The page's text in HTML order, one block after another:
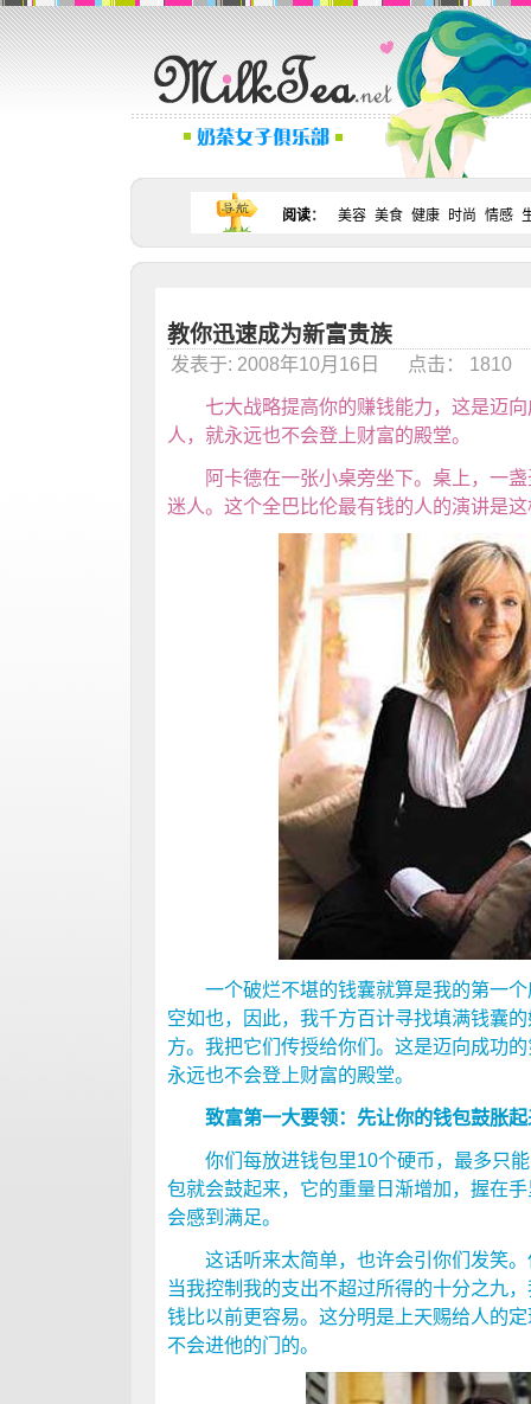
阅读： 美容 美食 健康 时尚 情感
教你迅速成为新富贵族
发表于: 2008年10月16日 点击： 1810
七大战略提高你的赚钱能力，这是迈向
人，就永远也不会登上财富的殿堂。
阿卡德在一张小桌旁坐下。桌上，一盏
迷人。这个全巴比伦最有钱的人的演讲是
一个破烂不堪的钱囊就算是我的第一个
空如也，因此，我千方百计寻找填满钱囊
方。我把它们传授给你们。这是迈向成功
永远也不会登上财富的殿堂。
致富第一大要领：先让你的钱包鼓胀起
你们每放进钱包里10个硬币，最多只能
包就会鼓起来，它的重量日渐增加，握在
会感到满足。
这话听来太简单，也许会引你们发笑。
当我控制我的支出不超过所得的十分之九
钱比以前更容易。这分明是上天赐给人的
不会进他的门的。